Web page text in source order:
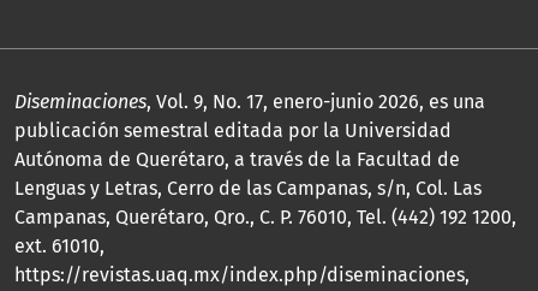
Diseminaciones, Vol. 9, No. 17, enero-junio 2026, es una
publicación semestral editada por la Universidad
Autónoma de Querétaro, a través de la Facultad de
Lenguas y Letras, Cerro de las Campanas, s/n, Col. Las
Campanas, Querétaro, Qro., C. P. 76010, Tel. (442) 192 1200,
ext. 61010,
https://revistas.uaq.mx/index.php/diseminaciones,